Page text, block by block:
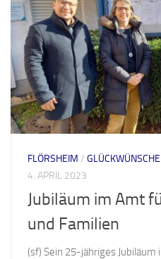
FLÖRSHEIM / GLÜCKWÜNSCHE
4. APRIL 2023
Jubiläum im Amt
und Familien
(sf) Sein 25-jähriges